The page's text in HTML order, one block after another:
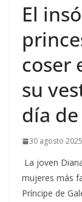
​El
coser
su
día
30 agosto 2025
La joven
mujeres más
Príncipe de